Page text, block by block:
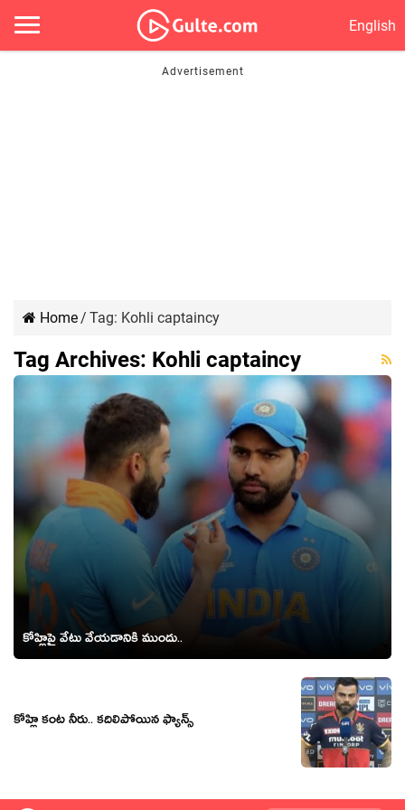
English
Home/ Tag: Kohli captaincy
Tag Archives: Kohli captaincy
కోహ్లిపై వేటు వేయడానికి ముందు..
కోహ్లి కంట నీరు.. కదిలిపోయిన ఫ్యాన్స్